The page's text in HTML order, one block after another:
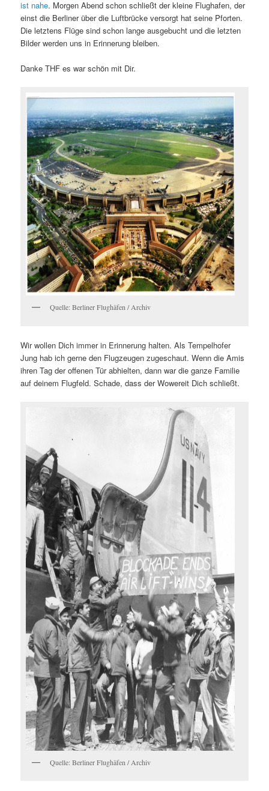
ist nahe. Morgen Abend schon schließt der kleine Flughafen, der
einst die Berliner über die Luftbrücke versorgt hat seine Pforten.
Die letztens Flüge sind schon lange ausgebucht und die letzten
Bilder werden uns in Erinnerung bleiben.
Danke THF es war schön mit Dir.
Quelle: Berliner Flughäfen / Archiv
Wir wollen Dich immer in Erinnerung halten. Als Tempelhofer
Jung hab ich gerne den Flugzeugen zugeschaut. Wenn die Amis
ihren Tag der offenen Tür abhielten, dann war die ganze Familie
auf deinem Flugfeld. Schade, dass der Wowereit Dich schließt.
Quelle: Berliner Flughäfen / Archiv